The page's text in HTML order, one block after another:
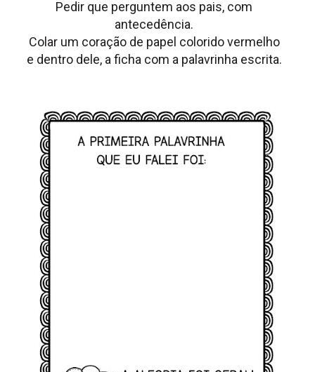
Pedir que perguntem aos pais, com
antecedência.
Colar um coração de papel colorido vermelho
e dentro dele, a ficha com a palavrinha escrita.